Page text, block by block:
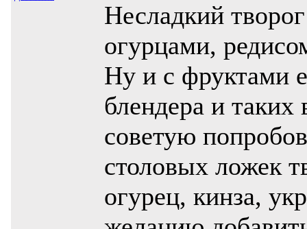
Несладкий
огурцами,
Ну и с фруктами
блендера и
советую
столовых ложек
огурец, кинза,